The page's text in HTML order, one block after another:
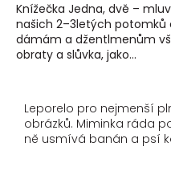
Knížečka Jedna, dvě –
našich 2–3letých potomků
dámám a džentlmenům
obraty a slůvka, jako...
Leporelo pro nejmenší
obrázků. Miminka ráda
ně usmívá banán a psí